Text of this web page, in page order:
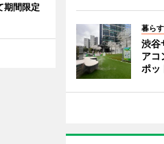
暮ら
渋谷
アコ
ポッ
期間限定